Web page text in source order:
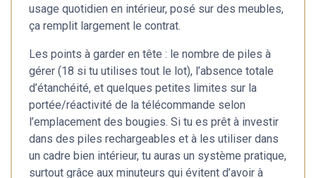
usage quotidien en intérieur, posé sur des meubles,
ça remplit largement le contrat.
Les points à garder en tête : le nombre de piles à
gérer (18 si tu utilises tout le lot), l’absence totale
d’étanchéité, et quelques petites limites sur la
portée/réactivité de la télécommande selon
l’emplacement des bougies. Si tu es prêt à investir
dans des piles rechargeables et à les utiliser dans
un cadre bien intérieur, tu auras un système pratique,
surtout grâce aux minuteurs qui évitent d’avoir à